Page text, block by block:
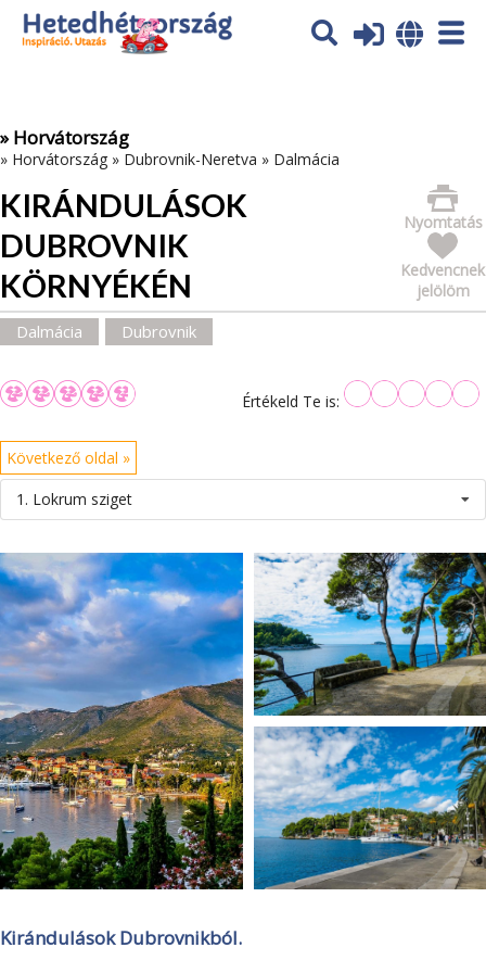
Az oldal sütiket (cookies) használ. További tájékoztatás itt:
Adatvédelmi tájékoztató
» Horvátország
» Horvátország » Dubrovnik-Neretva » Dalmácia
KIRÁNDULÁSOK
DUBROVNIK
KÖRNYÉKÉN
Nyomtatás
Kedvencnek
jelölöm
Dalmácia Dubrovnik
Értékeld Te is:
Következő oldal »
1. Lokrum sziget
Kirándulások Dubrovnikból.